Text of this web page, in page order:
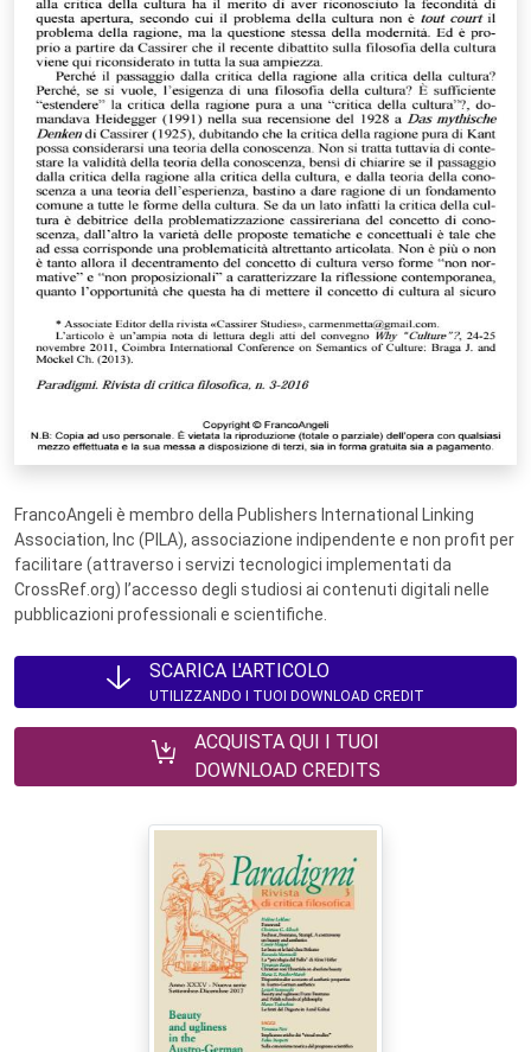
FrancoAngeli è membro della Publishers International Linking
Association, Inc (PILA), associazione indipendente e non profit per
facilitare (attraverso i servizi tecnologici implementati da
CrossRef.org) l’accesso degli studiosi ai contenuti digitali nelle
pubblicazioni professionali e scientifiche.
SCARICA L'ARTICOLO
UTILIZZANDO I TUOI DOWNLOAD CREDIT
ACQUISTA QUI I TUOI
DOWNLOAD CREDITS